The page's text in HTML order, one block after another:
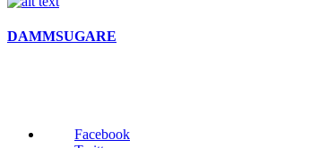
DAMMSUGARE
Facebook